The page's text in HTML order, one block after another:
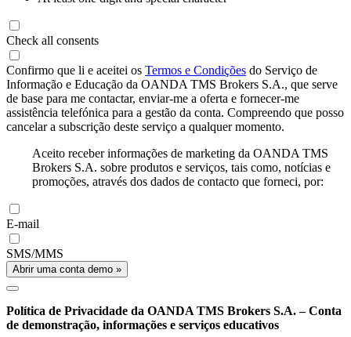
Check all consents
Confirmo que li e aceitei os Termos e Condições do Serviço de
Informação e Educação da OANDA TMS Brokers S.A., que serve
de base para me contactar, enviar-me a oferta e fornecer-me
assistência telefónica para a gestão da conta. Compreendo que posso
cancelar a subscrição deste serviço a qualquer momento.
Aceito receber informações de marketing da OANDA TMS
Brokers S.A. sobre produtos e serviços, tais como, notícias e
promoções, através dos dados de contacto que forneci, por:
E-mail
SMS/MMS
Abrir uma conta demo »
Política de Privacidade da OANDA TMS Brokers S.A. – Conta
de demonstração, informações e serviços educativos